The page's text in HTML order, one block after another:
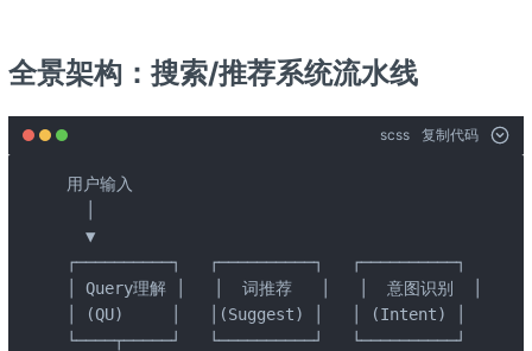
全景架构：搜索/推荐系统流水线
scss 复制代码
用户输入
  ▼
┌──────────┐   ┌──────────┐   ┌──────────┐
│ Query理解 │   │  词推荐   │   │  意图识别  │   ←
│ (QU)     │   │(Suggest) │   │ (Intent) │
└────┬─────┘   └──────────┘   └──────────┘